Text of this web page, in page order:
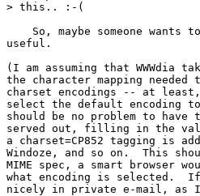
> this.. :-(
So, maybe someone wants
useful.
(I am assuming that WWWdia
the character mapping
charset encodings -- at
select the default encoding
should be no problem to have
served out, filling in the
a charset=CP852 tagging is
Windoze, and so on.  This
MIME spec, a smart browser
what encoding is selected.  If
nicely in private e-mail, as